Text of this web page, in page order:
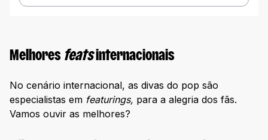
Melhores feats internacionais
No cenário internacional, as divas do pop são
especialistas em featurings, para a alegria dos fãs.
Vamos ouvir as melhores?